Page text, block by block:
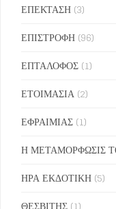
ΕΠΕΚΤΑΣΗ (3)
ΕΠΙΣΤΡΟΦΗ (96)
ΕΠΤΑΛΟΦΟΣ (1)
ΕΤΟΙΜΑΣΙΑ (2)
ΕΦΡΑΙΜΙΑΣ (1)
Η ΜΕΤΑΜΟΡΦΩΣΙΣ
ΗΡΑ ΕΚΔΟΤΙΚΗ (5)